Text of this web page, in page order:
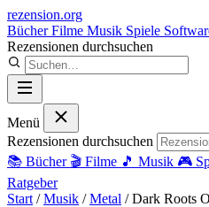
rezension.org
BücherFilme Musik Spiele
Rezensionen durchsuchen
Menü
Rezensionen durchsuchen
📚 Bücher 🎬 Filme 🎵 Musik 🎮
Ratgeber
Start / Musik / Metal / Dark Roots